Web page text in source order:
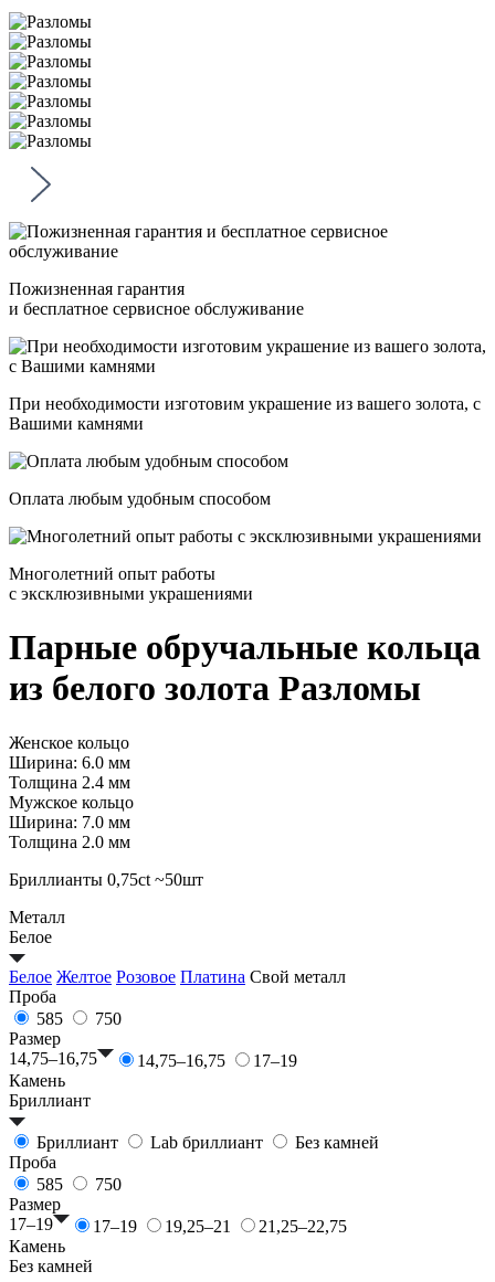
Пожизненная гарантия
и бесплатное сервисное обслуживание
При необходимости изготовим украшение из вашего золота, с
Вашими камнями
Оплата любым удобным способом
Многолетний опыт работы
с эксклюзивными украшениями
Парные обручальные кольца
из белого золота Разломы
Женское кольцо
Ширина: 6.0 мм
Толщина 2.4 мм
Мужское кольцо
Ширина: 7.0 мм
Толщина 2.0 мм
Бриллианты 0,75ct ~50шт
Металл
Белое
Белое Желтое Розовое Платина Свой металл
Проба
585
750
Размер
14,75–16,75
14,75–16,75
17–19
Камень
Бриллиант
Бриллиант Lab бриллиант
Без камней
Проба
585
750
Размер
17–19
17–19 19,25–21
21,25–22,75
Камень
Без камней